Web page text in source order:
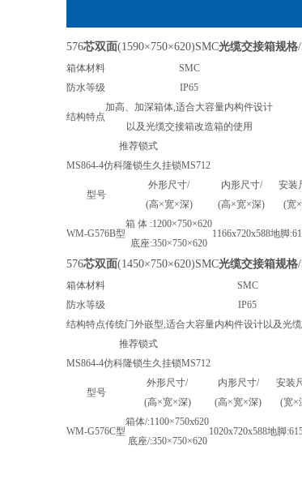
576芯双面(1590×750×620)SMC光缆交接箱规格
箱体材料
SMC
防水等级
IP65
结构特点
加高、加深箱体,适合大容量内构件设计
以及光缆交接箱改造箱的使用
推荐锁式
MS864-4仿科隆锁生久挂锁MS712
型号
外形尺寸/
(高×宽×深)
内形尺寸/
(高×宽×深)
安装
(宽
WM-G576B型
箱 体 :1200×750×620
底座:350×750×620
1166x720x588地脚
576芯双面(1450×750×620)SMC光缆交接箱规格
箱体材料
SMC
防水等级
IP65
结构特点传统门外嵌型,适合大容量内构件设计以及光
推荐锁式
MS864-4仿科隆锁生久挂锁MS712
型号
外形尺寸/
(高×宽×深)
内形尺寸/
(高×宽×深)
安装
(宽×
WM-G576C型
箱体/:1100×750x620
底座/:350×750×620
1020x720x588地脚